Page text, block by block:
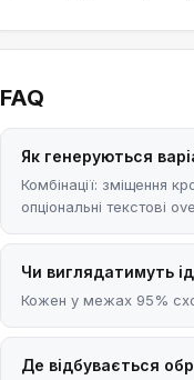
FAQ
Як генеруються
Комбінації: зміщення
опціональні текстові
Чи виглядатимуть
Кожен у межах 95%
Де відбувається